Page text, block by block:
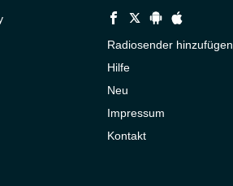
Radiosender hinzufügen
Hilfe
Neu
Impressum
Kontakt